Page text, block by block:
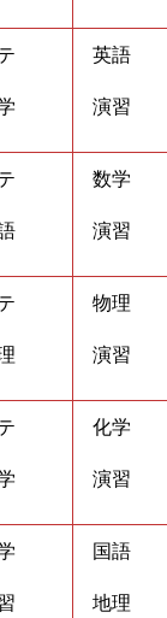
英語
演習
数学
演習
物理
演習
化学
演習
国語
地理